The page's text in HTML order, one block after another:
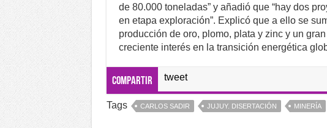
de 80.000 toneladas” y añadió que “hay dos
en etapa exploración”. Explicó que a ello se
producción de oro, plomo, plata y zinc y un
creciente interés en la transición energética
Compartir tweet
Tags CARLOS SADIR JUJUY. DISERTACIÓN MINERÍA